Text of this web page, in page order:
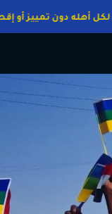
وطنٌ لكل أهله دون